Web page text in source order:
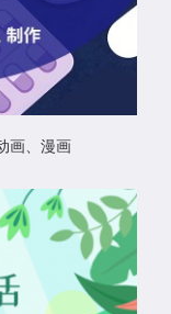
画、漫画